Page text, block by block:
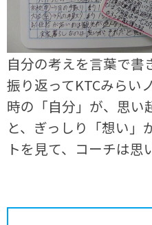
自分の考えを言葉で書
振り返ってKTCみらい
時の「自分」が、思
と、ぎっしり「想い」
トを見て、コーチは思